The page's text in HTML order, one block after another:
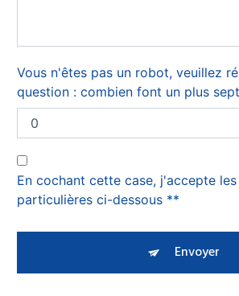
Vous n'êtes pas un robot, veuillez
question : combien font un plus
En cochant cette case, j'accepte
particulières ci-dessous **
Envoyer